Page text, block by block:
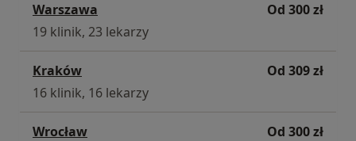
Warszawa
Od 300 zł
19 klinik, 23 lekarzy
Kraków
Od 309 zł
16 klinik, 16 lekarzy
Wrocław
Od 300 zł